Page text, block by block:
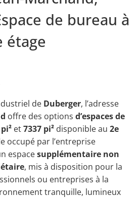
de bureau à
étage
de Duberger, l’adresse
offre des options d’espaces de
et7337 pi² disponible au 2e
occupé par l’entreprise
espacesupplémentaire non
, mis à disposition pour la
ou entreprises à la
tranquille, lumineux